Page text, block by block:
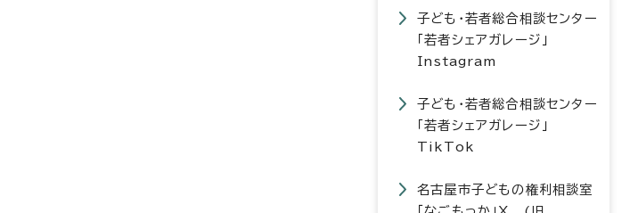
子ども・若者総合相談センター
「若者シェアガレージ」
Instagram
子ども・若者総合相談センター
「若者シェアガレージ」
TikTok
名古屋市子どもの権利相談室